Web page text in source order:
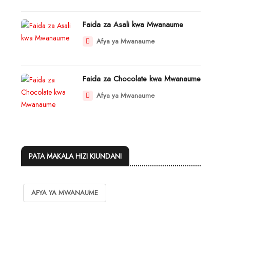
Faida za Asali kwa Mwanaume
Afya ya Mwanaume
Faida za Chocolate kwa Mwanaume
Afya ya Mwanaume
PATA MAKALA HIZI KIUNDANI
AFYA YA MWANAUME